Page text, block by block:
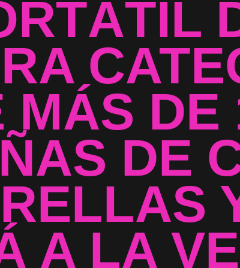
MÁS DE
DE
A LA